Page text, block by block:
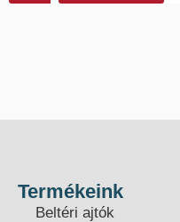
Termékeink
Beltéri ajtók